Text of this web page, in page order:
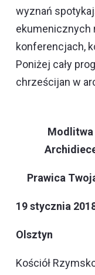
wyznań
ekumenicznych
konferencjach,
Poniżej cały
chrześcijan w
Modlitwa
Prawica
19 stycznia
Olsztyn
Kościół